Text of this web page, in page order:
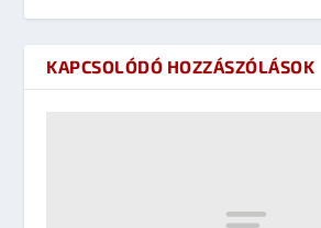
KAPCSOLÓDÓ HOZZÁSZÓLÁSOK